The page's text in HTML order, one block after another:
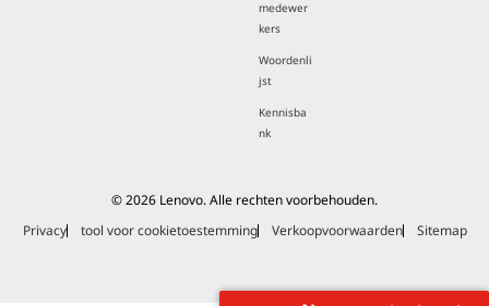
medewer
kers
Woordenli
jst
Kennisba
nk
© 2026 Lenovo. Alle rechten voorbehouden.
Privacy
tool voor cookietoestemming Verkoopvoorwaarden Sitemap